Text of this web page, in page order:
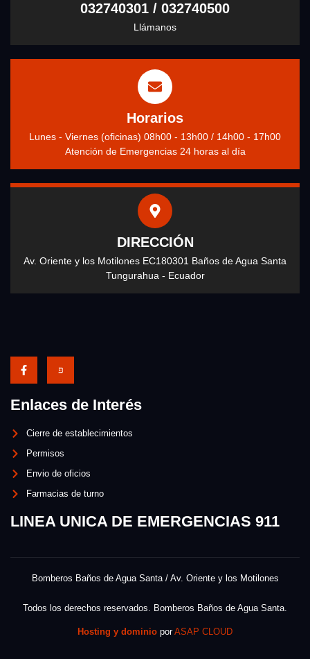
032740301 / 032740500
Llámanos
Horarios
Lunes - Viernes (oficinas) 08h00 - 13h00 / 14h00 - 17h00
Atención de Emergencias 24 horas al día
DIRECCIÓN
Av. Oriente y los Motilones EC180301 Baños de Agua Santa
Tungurahua - Ecuador
Enlaces de Interés
Cierre de establecimientos
Permisos
Envio de oficios
Farmacias de turno
LINEA UNICA DE EMERGENCIAS 911
Bomberos Baños de Agua Santa / Av. Oriente y los Motilones
Todos los derechos reservados. Bomberos Baños de Agua Santa.
Hosting y dominio porASAP CLOUD